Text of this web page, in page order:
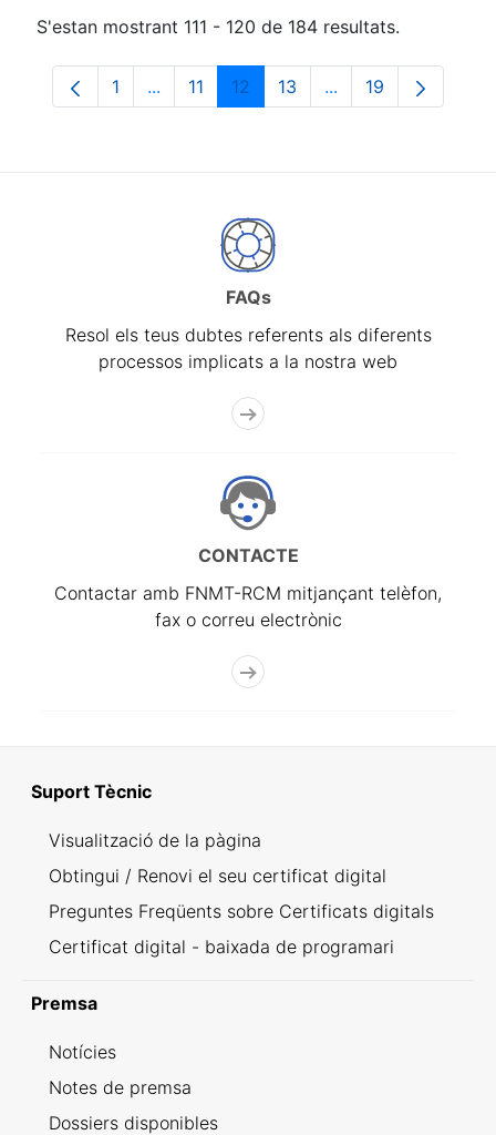
S'estan mostrant 111 - 120 de 184 resultats.
Pàgina
1 ...Pàgines intermèdies Utilitzeu TAB per
Pàgina
11 Pàgina
12 Pàgina
13 ...PàginesPàgina
19
FAQs
Resol els teus dubtes referents als diferents
processos implicats a la nostra web
CONTACTE
Contactar amb FNMT-RCM mitjançant telèfon,
fax o correu electrònic
Suport Tècnic
Visualització de la pàgina
Obtingui / Renovi el seu certificat digital
Preguntes Freqüents sobre Certificats digitals
Certificat digital - baixada de programari
Premsa
Notícies
Notes de premsa
Dossiers disponibles